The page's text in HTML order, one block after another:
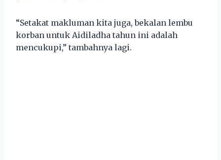
“Setakat makluman kita juga, bekalan lembu
korban untuk Aidiladha tahun ini adalah
mencukupi,” tambahnya lagi.